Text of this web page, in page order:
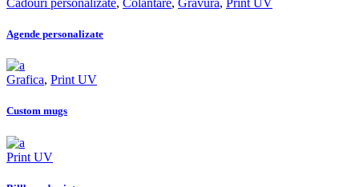
Agende personalizate
Grafica, Print UV
Custom mugs
Print UV